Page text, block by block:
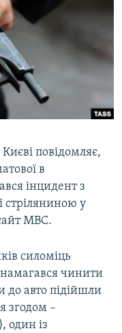
повідомляє,
в
інцидент з
у
МВС.
силоміць
чинити
до авто підійшли
згодом –
один із